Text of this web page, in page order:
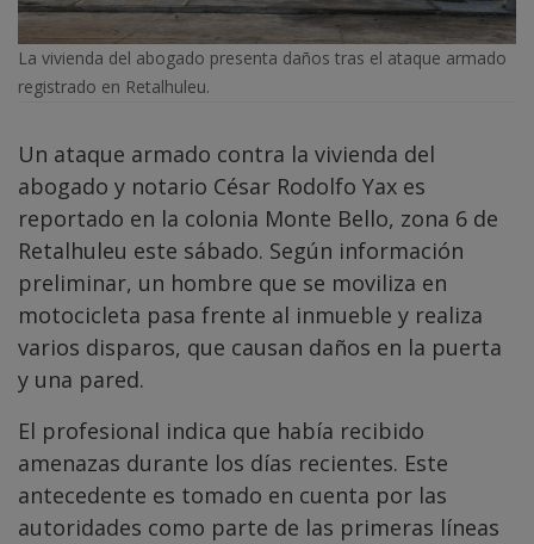
La vivienda del abogado presenta daños tras el ataque armado
registrado en Retalhuleu.
Un ataque armado contra la vivienda del
abogado y notario César Rodolfo Yax es
reportado en la colonia Monte Bello, zona 6 de
Retalhuleu este sábado. Según información
preliminar, un hombre que se moviliza en
motocicleta pasa frente al inmueble y realiza
varios disparos, que causan daños en la puerta
y una pared.
El profesional indica que había recibido
amenazas durante los días recientes. Este
antecedente es tomado en cuenta por las
autoridades como parte de las primeras líneas